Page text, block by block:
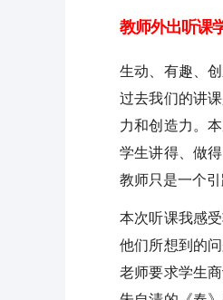
教师外出听课
生动、有趣、
过去我们的讲
力和创造力。
学生讲得、做
教师只是一个引
本次听课我感
他们所想到的
老师要求学生